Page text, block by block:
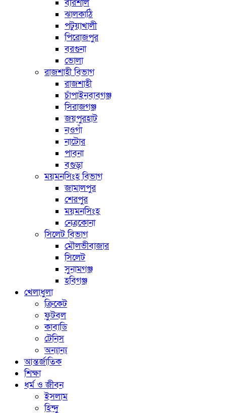
বরিশাল
ঝালকাঠি
পটুয়াখালী
পিরোজপুর
বরগুনা
ভোলা
রাজশাহী বিভাগ
রাজশাহী
চাঁপাইনবাবগঞ্জ
সিরাজগঞ্জ
জয়পুরহাট
নওগাঁ
নাটোর
পাবনা
বগুড়া
ময়মনসিংহ বিভাগ
জামালপুর
শেরপুর
ময়মনসিংহ
নেত্রকোনা
সিলেট বিভাগ
মৌলভীবাজার
সিলেট
সুনামগঞ্জ
হবিগঞ্জ
খেলাধুলা
ক্রিকেট
ফুটবল
কাবাডি
টেনিস
অন্যান্য
আন্তর্জাতিক
শিক্ষা
ধর্ম ও জীবন
ইসলাম
হিন্দু